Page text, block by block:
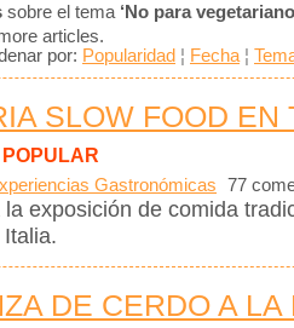
sobre el tema ‘No para
articles.
por: Popularidad ¦ Fecha ¦
SLOW FOOD EN
POPULAR
Gastronómicas 77
la exposición de comida
DE CERDO A LA